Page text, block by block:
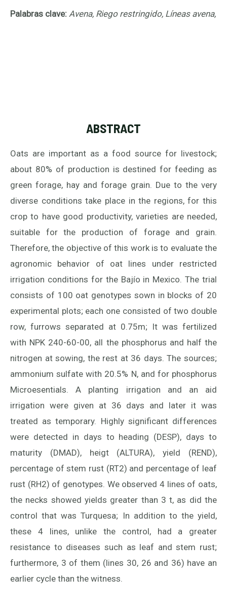
Palabras clave: Avena, Riego restringido, Líneas avena,
ABSTRACT
Oats are important as a food source for livestock;
about 80% of production is destined for feeding as
green forage, hay and forage grain. Due to the very
diverse conditions take place in the regions, for this
crop to have good productivity, varieties are needed,
suitable for the production of forage and grain.
Therefore, the objective of this work is to evaluate the
agronomic behavior of oat lines under restricted
irrigation conditions for the Bajío in Mexico. The trial
consists of 100 oat genotypes sown in blocks of 20
experimental plots; each one consisted of two double
row, furrows separated at 0.75m; It was fertilized
with NPK 240-60-00, all the phosphorus and half the
nitrogen at sowing, the rest at 36 days. The sources;
ammonium sulfate with 20.5% N, and for phosphorus
Microesentials. A planting irrigation and an aid
irrigation were given at 36 days and later it was
treated as temporary. Highly significant differences
were detected in days to heading (DESP), days to
maturity (DMAD), heigt (ALTURA), yield (REND),
percentage of stem rust (RT2) and percentage of leaf
rust (RH2) of genotypes. We observed 4 lines of oats,
the necks showed yields greater than 3 t, as did the
control that was Turquesa; In addition to the yield,
these 4 lines, unlike the control, had a greater
resistance to diseases such as leaf and stem rust;
furthermore, 3 of them (lines 30, 26 and 36) have an
earlier cycle than the witness.